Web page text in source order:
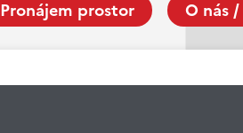
Pronájem prostor O nás